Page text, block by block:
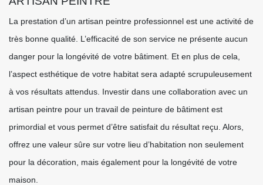
La prestation d’un artisan peintre professionnel est une activité de
très bonne qualité. L’efficacité de son service ne présente aucun
danger pour la longévité de votre bâtiment. Et en plus de cela,
l’aspect esthétique de votre habitat sera adapté scrupuleusement
à vos résultats attendus. Investir dans une collaboration avec un
artisan peintre pour un travail de peinture de bâtiment est
primordial et vous permet d’être satisfait du résultat reçu. Alors,
offrez une valeur sûre sur votre lieu d’habitation non seulement
pour la décoration, mais également pour la longévité de votre
maison.